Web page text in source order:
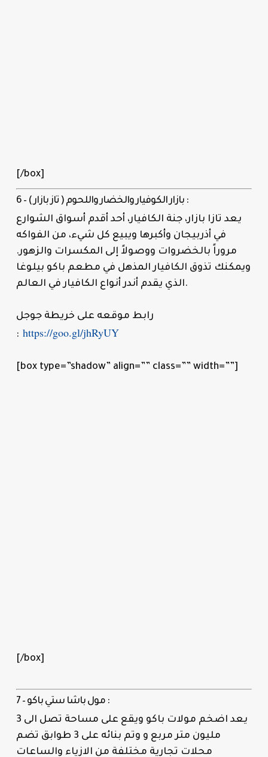
[/box]
6 – بازار الكوفيار والخضار واللحوم ( تاز بازار ) :
يعد تازا بازار، جنة الكافيار، أحد أقدم أسواق الشوارع
في أذربيجان وأكبرها ويبيع كل شيء، من الفواكه
مروراً بالخضروات ووصولاً إلى المكسرات والزهور.
ويمكنك تذوق الكافيار المذهل في مطعم باكو بيلوغا
الذي يقدم أندر أنواع الكافيار في العالم.
رابط موقعه على خريطة جوجل
: https://goo.gl/jhRyUY
[box type=”shadow” align=”” class=”” width=””]
[/box]
7 – مول باشا ستي باكو :
يعد اضخم مولات باكو ويقع على مساحة تصل الى 3
مليون متر مربع و وتم بنائه على 3 طوابق تضم
محلات تجارية مختلفة من الازياء والساعات